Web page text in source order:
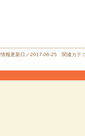
情報更新日／2017-06-25 関連カテ